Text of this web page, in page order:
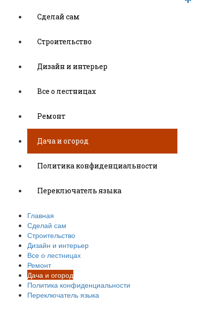
Сделай сам
Строительство
Дизайн и интерьер
Все о лестницах
Ремонт
Дача и огород
Политика конфиденциальности
Переключатель языка
Главная
Сделай сам
Строительство
Дизайн и интерьер
Все о лестницах
Ремонт
Дача и огород
Политика конфиденциальности
Переключатель языка